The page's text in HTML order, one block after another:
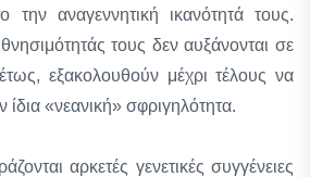
την αναγεννητική ικανότητά τους.
τους δεν αυξάνονται σε
εξακολουθούν μέχρι τέλους να
ίδια «νεανική» σφριγηλότητα.
αρκετές γενετικές συγγένειες